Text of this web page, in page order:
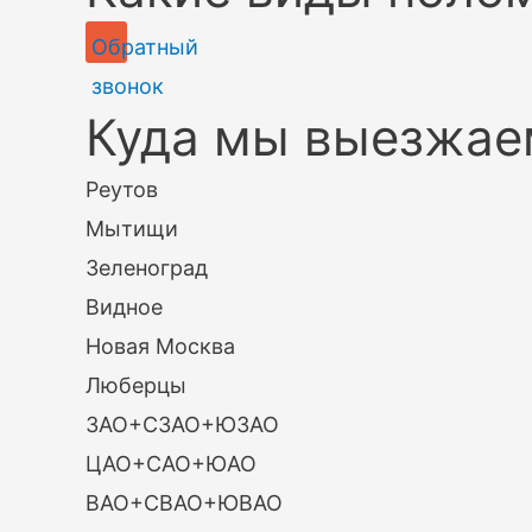
Обратный
звонок
Куда мы
Реутов
Мытищи
Зеленоград
Видное
Новая Москва
Люберцы
ЗАО+СЗАО+ЮЗАО
ЦАО+САО+ЮАО
ВАО+СВАО+ЮВАО